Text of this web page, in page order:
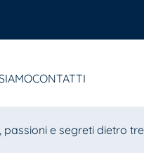
CONTATTI
passioni e segreti dietro